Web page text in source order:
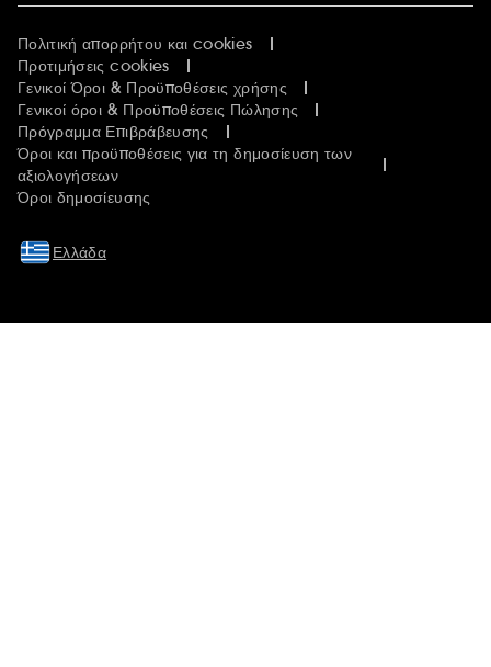
Πολιτική απορρήτου και cookies
Προτιμήσεις cookies
Γενικοί Όροι & Προϋποθέσεις χρήσης
Γενικοί όροι & Προϋποθέσεις Πώλησης
Πρόγραμμα Επιβράβευσης
Όροι και προϋποθέσεις για τη δημοσίευση των
αξιολογήσεων
Όροι δημοσίευσης
Ελλάδα